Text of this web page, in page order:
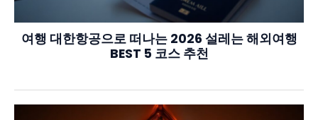
여행 대한항공으로 떠나는 2026 설레는 해외여행
BEST 5 코스 추천